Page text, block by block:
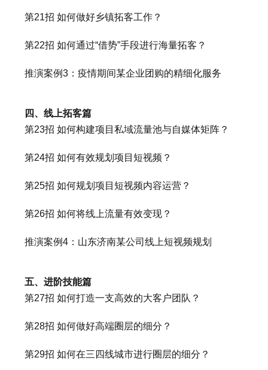
第21招 如何做好乡镇拓客工作？
第22招 如何通过“借势”手段进行海量拓客？
推演案例3：疫情期间某企业团购的精细化服务
四、线上拓客篇
第23招 如何构建项目私域流量池与自媒体矩阵？
第24招 如何有效规划项目短视频？
第25招 如何规划项目短视频内容运营？
第26招 如何将线上流量有效变现？
推演案例4：山东济南某公司线上短视频规划
五、进阶技能篇
第27招 如何打造一支高效的大客户团队？
第28招 如何做好高端圈层的细分？
第29招 如何在三四线城市进行圈层的细分？